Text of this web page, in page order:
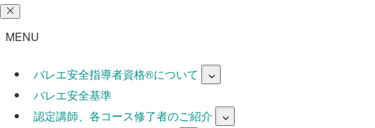
MENU
バレエ安全指導者資格®︎について
バレエ安全基準
認定講師、各コース修了者のご紹介